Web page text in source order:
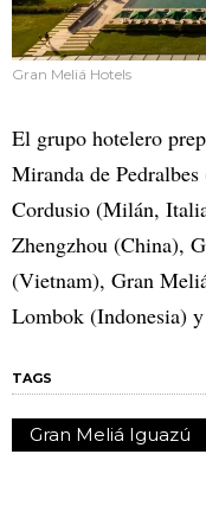
Gran Meliá Hotels
El grupo hotelero
Miranda de
Cordusio (Milán,
Zhengzhou (China),
(Vietnam), Gran
Lombok (Indonesia)
TAGS
Gran Meliá Iguazú